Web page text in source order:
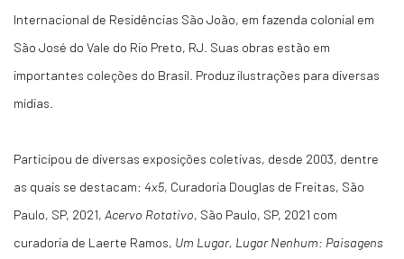
Internacional de Residências São João, em fazenda colonial em
São José do Vale do Rio Preto, RJ. Suas obras estão em
importantes coleções do Brasil. Produz ilustrações para diversas
mídias.
Participou de diversas exposições coletivas, desde 2003, dentre
as quais se destacam: 4x5, Curadoria Douglas de Freitas, São
Paulo, SP, 2021, Acervo Rotativo, São Paulo, SP, 2021 com
curadoria de Laerte Ramos, Um Lugar, Lugar Nenhum: Paisagens